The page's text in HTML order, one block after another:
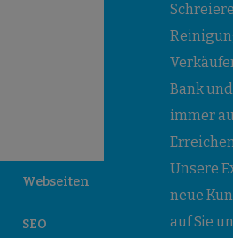
Bank
immer
Unsere
neue
auf Sie
Webseiten
SEO